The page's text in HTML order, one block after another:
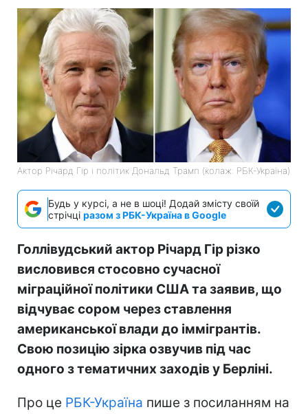
Актор Річард Гір і політик Дональд Трамп (колаж: РБК-Україна)
Будь у курсі, а не в шоці! Додай змісту своїй
стрічці разом з РБК-Україна в Google
Голлівудський актор Річард Гір різко
висловився стосовно сучасної
міграційної політики США та заявив, що
відчуває сором через ставлення
американської влади до іммігрантів.
Свою позицію зірка озвучив під час
одного з тематичних заходів у Берліні.
Про це РБК-Україна пише з посиланням на